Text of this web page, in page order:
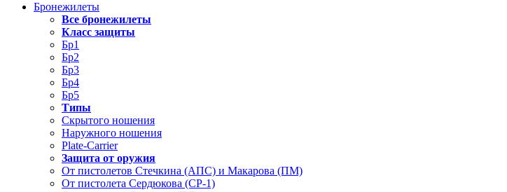
Бронежилеты
Все бронежилеты
Класс защиты
Бр1
Бр2
Бр3
Бр4
Бр5
Типы
Скрытого ношения
Наружного ношения
Plate-Carrier
Защита от оружия
От пистолетов Стечкина (АПС) и Макарова (ПМ)
От пистолета Сердюкова (СР-1)